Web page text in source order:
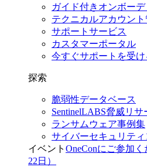
ガイド付きオンボー
テクニカルアカウント
サポートサービス
カスタマーポータル
今すぐサポートを受け
探索
脆弱性データベース
SentinelLABS脅威リサ
ランサムウェア事例集
サイバーセキュリティ
イベント OneConにご参加く
22日）